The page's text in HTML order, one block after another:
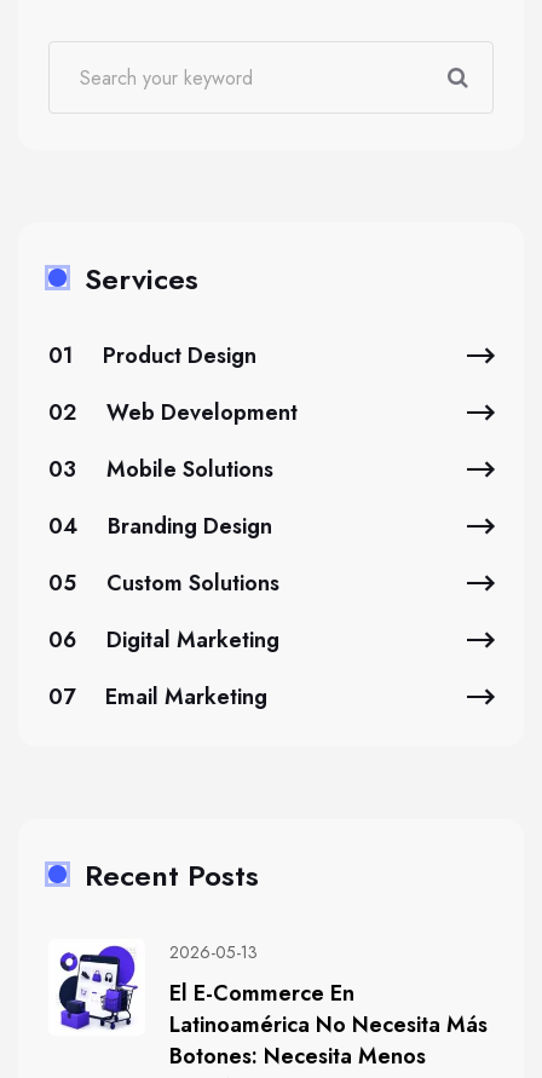
Services
01
Product Design
02
Web Development
03
Mobile Solutions
04
Branding Design
05
Custom Solutions
06
Digital Marketing
07
Email Marketing
Recent Posts
2026-05-13
El E-Commerce En
Latinoamérica No Necesita Más
Botones: Necesita Menos